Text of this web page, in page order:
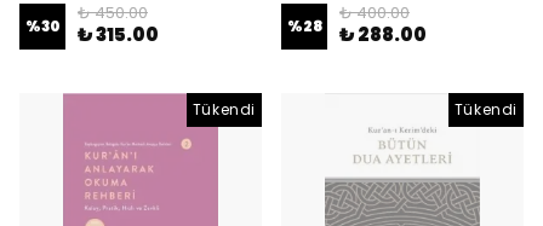
%30
₺ 450.00
₺ 315.00 %28
₺ 400.00
₺ 288.00
Tükendi Tükendi